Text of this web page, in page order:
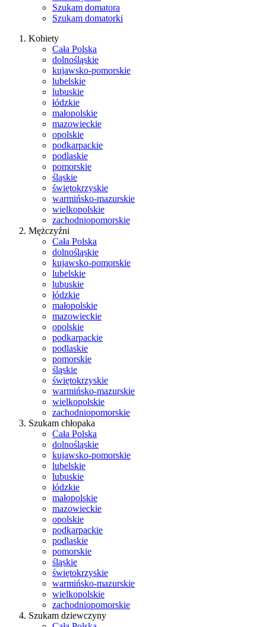
Szukam domatora
Szukam domatorki
Kobiety
Cała Polska
dolnośląskie
kujawsko-pomorskie
lubelskie
lubuskie
łódzkie
małopolskie
mazowieckie
opolskie
podkarpackie
podlaskie
pomorskie
śląskie
świętokrzyskie
warmińsko-mazurskie
wielkopolskie
zachodniopomorskie
Mężczyźni
Cała Polska
dolnośląskie
kujawsko-pomorskie
lubelskie
lubuskie
łódzkie
małopolskie
mazowieckie
opolskie
podkarpackie
podlaskie
pomorskie
śląskie
świętokrzyskie
warmińsko-mazurskie
wielkopolskie
zachodniopomorskie
Szukam chłopaka
Cała Polska
dolnośląskie
kujawsko-pomorskie
lubelskie
lubuskie
łódzkie
małopolskie
mazowieckie
opolskie
podkarpackie
podlaskie
pomorskie
śląskie
świętokrzyskie
warmińsko-mazurskie
wielkopolskie
zachodniopomorskie
Szukam dziewczyny